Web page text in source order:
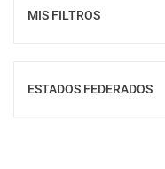
MIS FILTROS
MOSTRAR
ESTADOS FEDERADOS
MOSTRAR